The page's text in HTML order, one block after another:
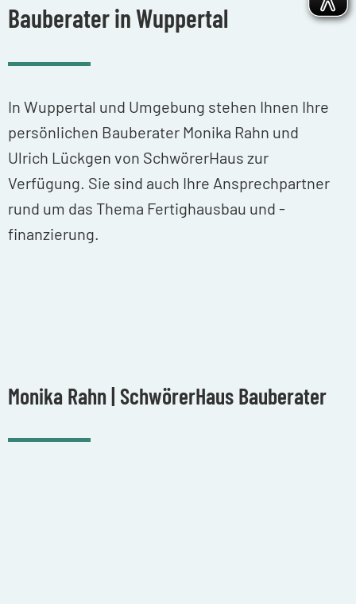
Bauberater in Wuppertal
In Wuppertal und Umgebung stehen Ihnen Ihre
persönlichen Bauberater Monika Rahn und
Ulrich Lückgen von SchwörerHaus zur
Verfügung. Sie sind auch Ihre Ansprechpartner
rund um das Thema Fertighausbau und -
finanzierung.
Monika Rahn | SchwörerHaus Bauberater